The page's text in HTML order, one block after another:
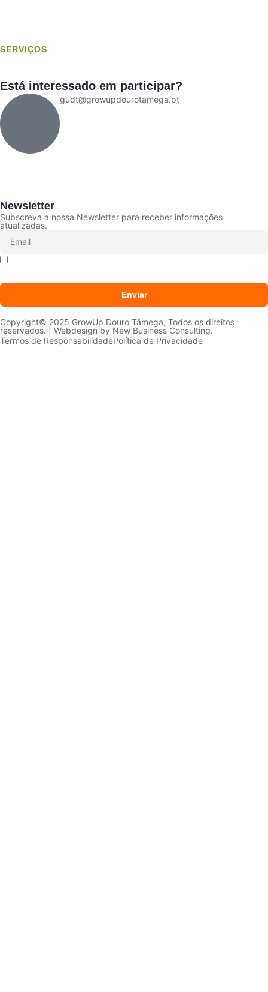
SERVIÇOS
Está interessado em participar?
gudt@growupdourotamega.pt
Newsletter
Subscreva a nossa Newsletter para receber informações
atualizadas.
Enviar
Copyright© 2025 GrowUp Douro Tâmega, Todos os direitos
reservados. | Webdesign by New Business Consulting.
Termos de ResponsabilidadePolítica de Privacidade